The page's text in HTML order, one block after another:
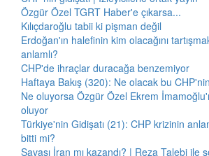
Özgür Özel TGRT Haber'e çıkarsa...
Kılıçdaroğlu tabii ki pişman değil
Erdoğan'ın halefinin kim olacağını
anlamlı?
CHP'de ihraçlar duracağa benzemiyor
Haftaya Bakış (320): Ne olacak bu
Ne oluyorsa Özgür Özel Ekrem
oluyor
Türkiye'nin Gidişatı (21): CHP krizinin
bitti mi?
Savaşı İran mı kazandı? | Reza Talebi ile